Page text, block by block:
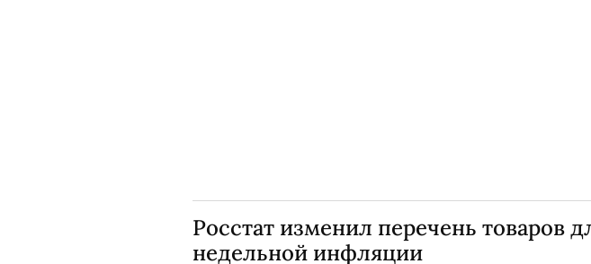
Росстат изменил перечень товаров
недельной инфляции